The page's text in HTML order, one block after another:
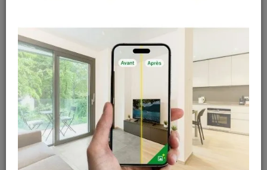
SPAX Cales de
distance AIR pour
terrasse 6,5 mm (100
pces)
53,35€ TTC
SPAX Cales de
distance AIR pour
terrasse 4,5 mm (100
pces)
€ En stock